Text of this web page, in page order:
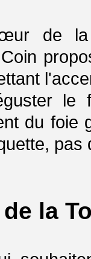
de la
le
du foie
la